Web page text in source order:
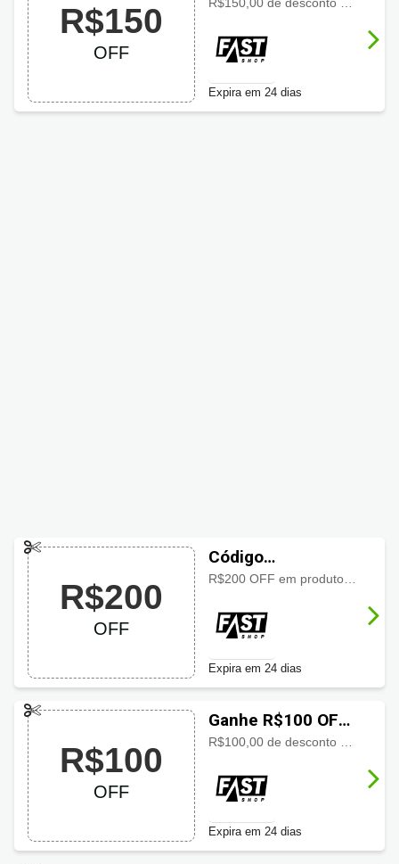
R$150
OFF
Expira em 24 dias
R$200
OFF
Código
promocional Fast
OFF
Expira em 24 dias
R$100
OFF
Ganhe R$100 OFF
usando cupom
Expira em 24 dias